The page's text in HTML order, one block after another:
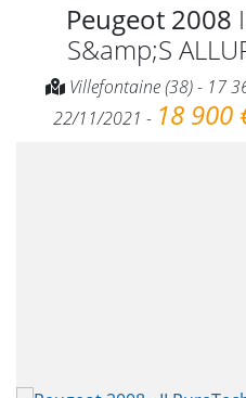
Peugeot 2008
S&amp;S
Villefontaine (38) - 17
22/11/2021 - 18 900